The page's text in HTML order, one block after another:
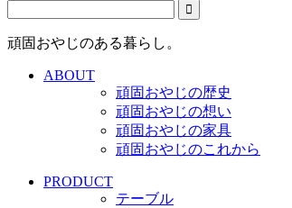
頑固おやじのある暮らし。
ABOUT
頑固おやじの歴史
頑固おやじの想い
頑固おやじの家具
頑固おやじのこれから
PRODUCT
テーブル